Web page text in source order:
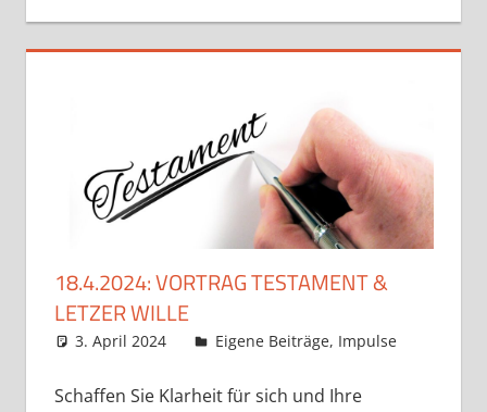
18.4.2024: VORTRAG TESTAMENT &
LETZER WILLE
3. April 2024 Claudia Ollenhauer
Eigene Beiträge, Impulse
Schaffen Sie Klarheit für sich und Ihre